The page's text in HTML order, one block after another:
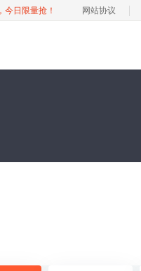
今日限量抢！ 网站协议